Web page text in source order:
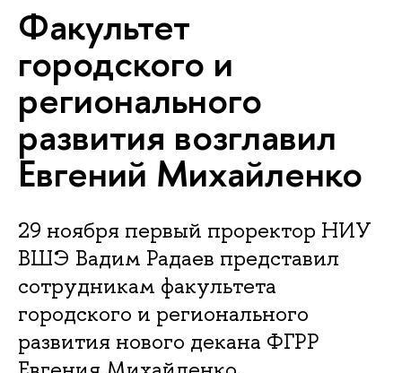
Факультет
городского и
регионального
развития возглавил
Евгений Михайленко
29 ноября первый проректор НИУ
ВШЭ Вадим Радаев представил
сотрудникам факультета
городского и регионального
развития нового декана ФГРР